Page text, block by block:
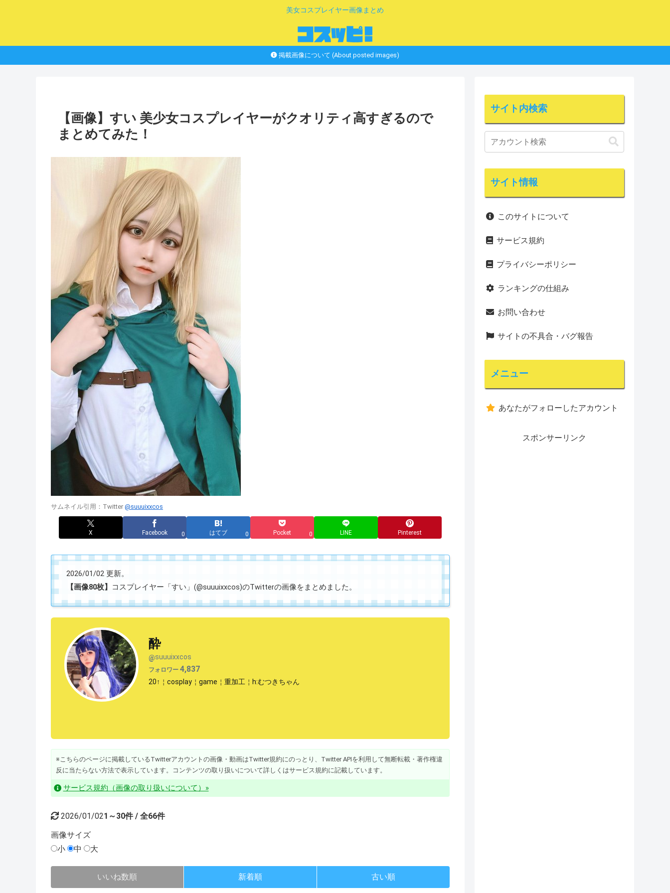
美女コスプレイヤー画像まとめ
掲載画像について (About posted images)
【画像】すい 美少女コスプレイヤーがクオリティ高すぎるので
まとめてみた！
サムネイル引用：Twitter @suuuixxcos
X Facebook 0 はてブ 0 Pocket 0 LINE Pinterest
2026/01/02 更新。
【画像80枚】
コスプレイヤー「すい」(@suuuixxcos)のTwitterの画像をまとめました。
酔
@suuuixxcos
フォロワー4,837
20↑￤cosplay￤game￤重加工￤h:むつきちゃん
※こちらのページに掲載しているTwitterアカウントの画像・動画はTwitter規約にのっとり、Twitter APIを利用して無断転載・著作権違
反に当たらない方法で表示しています。コンテンツの取り扱いについて詳しくはサービス規約に記載しています。
サービス規約（画像の取り扱いについて）»
2026/01/021～30件 / 全66件
画像サイズ
小
中 大
いいね数順 新着順 古い順
サイト内検索
サイト情報
このサイトについて
サービス規約
プライバシーポリシー
ランキングの仕組み
お問い合わせ
サイトの不具合・バグ報告
メニュー
あなたがフォローしたアカウント
スポンサーリンク